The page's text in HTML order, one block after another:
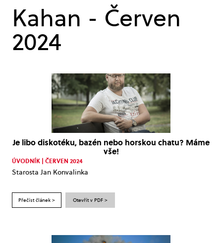
Kahan - Červen
2024
Je libo diskotéku, bazén nebo horskou chatu? Máme
vše!
ÚVODNÍK | ČERVEN 2024
Starosta Jan Konvalinka
Přečíst článek > Otevřít v PDF >